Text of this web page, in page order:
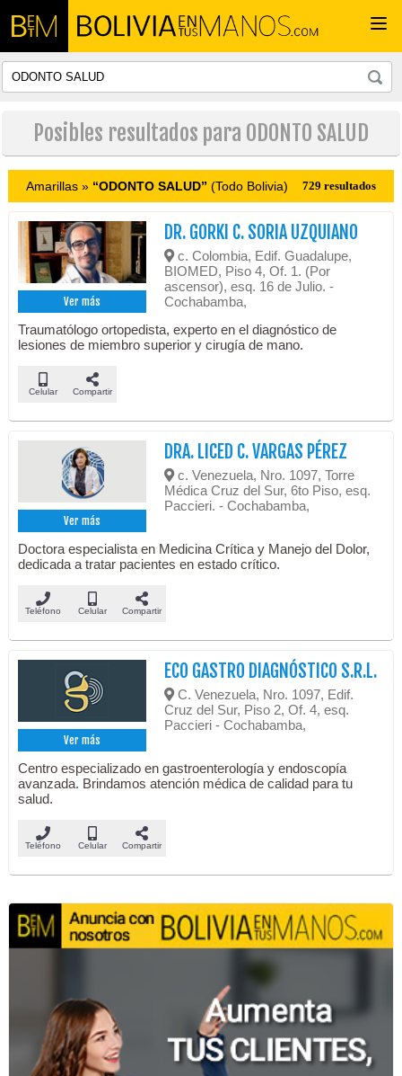
Posibles resultados para ODONTO SALUD
Amarillas » “ODONTO SALUD” (Todo Bolivia) 729 resultados
Ver más
DR. GORKI C. SORIA UZQUIANO
c. Colombia, Edif. Guadalupe,
BIOMED, Piso 4, Of. 1. (Por
ascensor), esq. 16 de Julio. -
Cochabamba,
Traumatólogo ortopedista, experto en el diagnóstico de
lesiones de miembro superior y cirugía de mano.
Celular Compartir
Ver más
DRA. LICED C. VARGAS PÉREZ
c. Venezuela, Nro. 1097, Torre
Médica Cruz del Sur, 6to Piso, esq.
Paccieri. - Cochabamba,
Doctora especialista en Medicina Crítica y Manejo del Dolor,
dedicada a tratar pacientes en estado crítico.
Teléfono Celular Compartir
Ver más
ECO GASTRO DIAGNÓSTICO S.R.L.
C. Venezuela, Nro. 1097, Edif.
Cruz del Sur, Piso 2, Of. 4, esq.
Paccieri - Cochabamba,
Centro especializado en gastroenterología y endoscopía
avanzada. Brindamos atención médica de calidad para tu
salud.
Teléfono Celular Compartir